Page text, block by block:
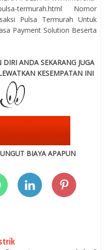
pulsa-termurah.html Nomor
Pulsa Termurah Untuk
Payment Solution Beserta
ANDA SEKARANG JUGA
KESEMPATAN INI
BIAYA APAPUN